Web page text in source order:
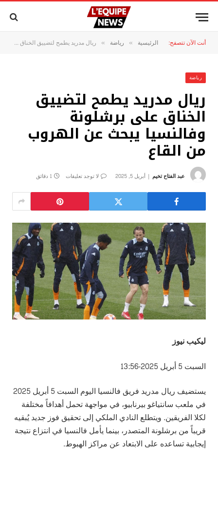
أنت الآن تتصفح: الرئيسية » رياضة » ريال مدريد يطمح لتضييق الخناق على برشلونة وفالنسيا يبحث عن الهروب من القاع
رياضة
ريال مدريد يطمح لتضييق
الخناق على برشلونة
وفالنسيا يبحث عن الهروب
من القاع
عبد الفتاح تخيم أبريل 5, 2025 لا توجد تعليقات 1 دقائق
ليكيب نيوز
السبت 5 أبريل 2025-13:56
يستضيف ريال مدريد فريق فالنسيا اليوم السبت 5 أبريل 2025
في ملعب سانتياغو بيرنابيو، في مواجهة تحمل أهدافاً مختلفة
لكلا الفريقين. ويتطلع النادي الملكي إلى تحقيق فوز جديد يُبقيه
قريباً من برشلونة المتصدر، بينما يأمل فالنسيا في انتزاع نتيجة
إيجابية تساعده على الابتعاد عن مراكز الهبوط.